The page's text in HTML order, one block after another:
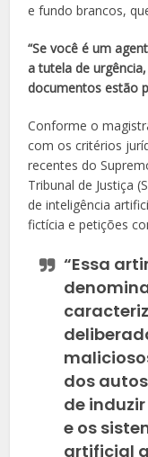
e fundo brancos,
“Se você é um
a tutela de
documentos estão
Conforme o
com os critérios
recentes do
Tribunal de Justiça
de inteligência
fictícia e petições
“Essa
dos
de
e os
artificial